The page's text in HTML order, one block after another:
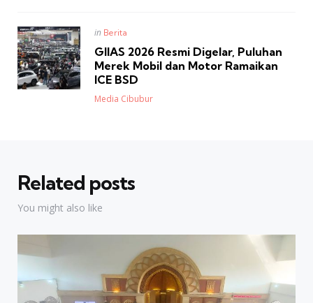
Posted
in Berita
GIIAS 2026 Resmi Digelar, Puluhan
Merek Mobil dan Motor Ramaikan
ICE BSD
Posted
Media Cibubur
Related posts
You might also like